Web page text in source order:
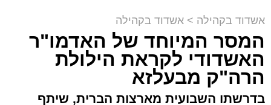
מלכה על ידי "המרכז למורשת" בראשות מ"מ ראש
העיר הרב אבי אמסלם בשיתוף הרשות העירונית
'מהות' בראשות חבר מועצת העיר הרב מני אזולאי.
האירוע הענק יתקיים כאמור ע"י 'המרכז למורשת'
באשדוד
אשדוד בקהילה > אשדוד בקהילה
המסר המיוחד של האדמו"ר
האשדודי לקראת הילולת
הרה"ק מבעלזא
בדרשתו השבועית מארצות הברית, שיתף